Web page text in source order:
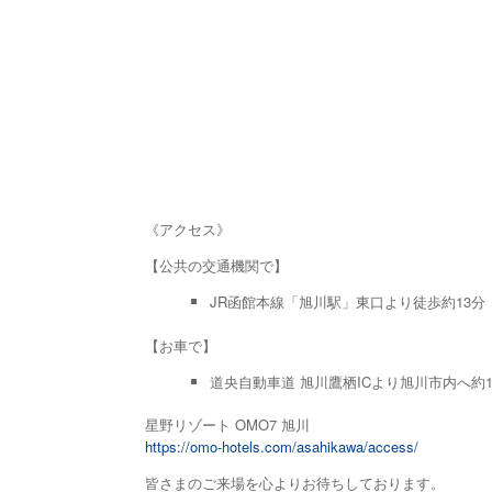
《アクセス》
【公共の交通機関で】
JR函館本線「旭川駅」東口より徒歩約13分
【お車で】
道央自動車道 旭川鷹栖ICより旭川市内へ約
星野リゾート OMO7 旭川
https://omo-hotels.com/asahikawa/access/
皆さまのご来場を心よりお待ちしております。